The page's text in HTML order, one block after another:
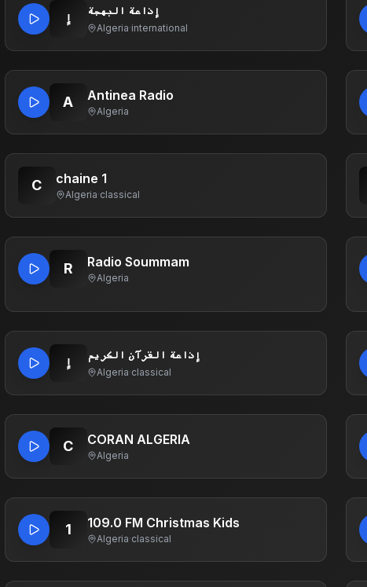
إ إذاعة البهجة
Algeria·international
A Antinea Radio
Algeria
C chaine 1
Algeria·classical
R Radio Soummam
Algeria
إ إذاعة القرآن الكريم
Algeria·classical
C CORAN ALGERIA
Algeria
1 109.0 FM Christmas Kids
Algeria·classical